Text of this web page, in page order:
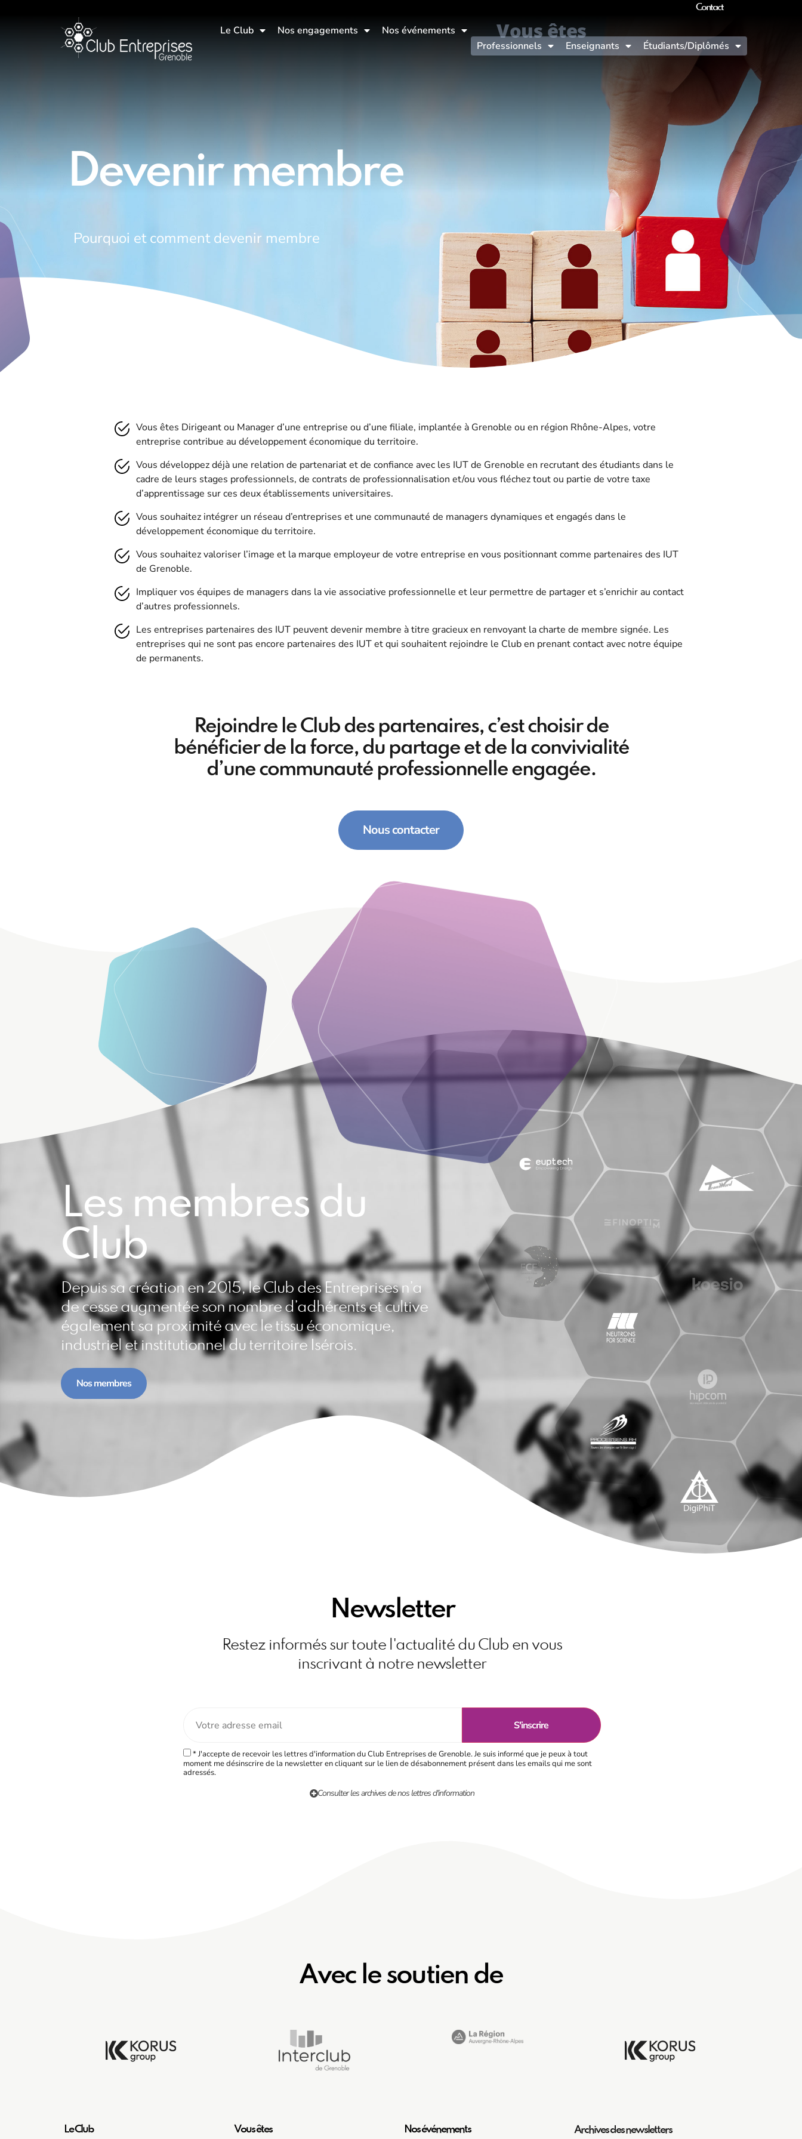
Contact
Vous êtes
Le Club Nos engagements
Nos événements
Professionnels
Enseignants Étudiants/Diplômés
Devenir membre
Pourquoi et comment devenir membre
Vous êtes Dirigeant ou Manager d’une entreprise ou d’une filiale, implantée à Grenoble ou en région Rhône-Alpes, votre
entreprise contribue au développement économique du territoire.
Vous développez déjà une relation de partenariat et de confiance avec les IUT de Grenoble en recrutant des étudiants dans le
cadre de leurs stages professionnels, de contrats de professionnalisation et/ou vous fléchez tout ou partie de votre taxe
d’apprentissage sur ces deux établissements universitaires.
Vous souhaitez intégrer un réseau d’entreprises et une communauté de managers dynamiques et engagés dans le
développement économique du territoire.
Vous souhaitez valoriser l’image et la marque employeur de votre entreprise en vous positionnant comme partenaires des IUT
de Grenoble.
Impliquer vos équipes de managers dans la vie associative professionnelle et leur permettre de partager et s’enrichir au contact
d’autres professionnels.
Les entreprises partenaires des IUT peuvent devenir membre à titre gracieux en renvoyant la charte de membre signée. Les
entreprises qui ne sont pas encore partenaires des IUT et qui souhaitent rejoindre le Club en prenant contact avec notre équipe
de permanents.
Rejoindre le Club des partenaires, c’est choisir de
bénéficier de la force, du partage et de la convivialité
d’une communauté professionnelle engagée.
Nous contacter
Les membres du
Club
Depuis sa création en 2015, le Club des Entreprises n’a
de cesse augmentée son nombre d’adhérents et cultive
également sa proximité avec le tissu économique,
industriel et institutionnel du territoire Isérois.
Nos membres
Newsletter
Restez informés sur toute l'actualité du Club en vous
inscrivant à notre newsletter
* J'accepte de recevoir les lettres d'information du Club Entreprises de Grenoble. Je suis informé que je peux à tout
moment me désinscrire de la newsletter en cliquant sur le lien de désabonnement présent dans les emails qui me sont
adressés.
Consulter les archives de nos lettres d'information
Avec le soutien de
Le Club Vous êtes Nos événements Archives des newsletters